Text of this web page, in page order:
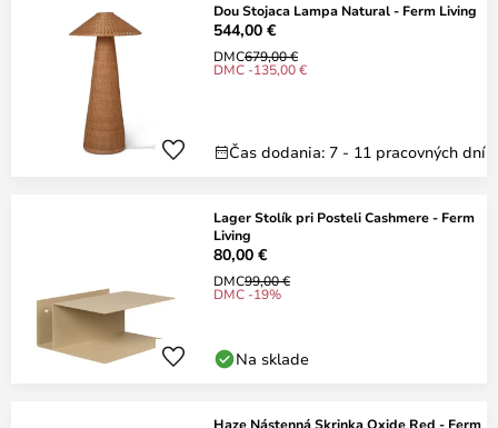
Dou Stojaca Lampa Natural - Ferm Living
544,00 €
DMC679,00 €
DMC -135,00 €
Čas dodania: 7 - 11 pracovných dní
Lager Stolík pri Posteli Cashmere - Ferm
Living
80,00 €
DMC99,00 €
DMC -19%
Na sklade
Haze Nástenná Skrinka Oxide Red - Ferm